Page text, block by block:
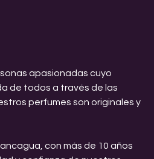
apasionadas cuyo
de todos a través de las
perfumes son originales y
con más de 10 años